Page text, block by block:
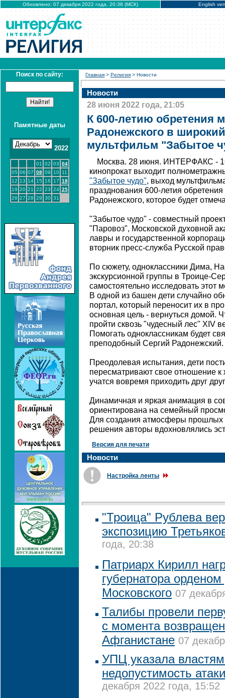
Обновлено: 07 декабря 2022 года, 20:38 (МСК) English
Поиск по сайту:
Памятные даты
2022
01 02 03 04
05 06 07 08 09 10
11
12 13 14 15 16 17 18
19 20 21 22 23 24 25
26 27 28 29 30 31
Главная > Религия > Новости
Новости
28 июня 2022 года, 21:05
К 600-летию обретения
Радонежского в
мультфильм "Забытое
Москва. 28 июня. ИНТЕРФАКС -
кинопрокат выходит
"Забытое чудо", выход
празднования 600-летия
Радонежского, которое будет
"Забытое чудо" - совместный
"Паровоз", Московской духовной
лавры и государственной
вторник пресс-служба Русской
По сюжету, одноклассники Дима,
экскурсионной группы в Троице-
самостоятельно исследовать этот
В одной из башен дети случайно
портал, который переносит их в
основная цель - вернуться домой.
пройти сквозь "чудесный лес" XIV
Помогать одноклассникам будет
преподобный Сергий Радонежский.
Преодолевая испытания, дети
пересматривают свое отношение к
учатся вовремя приходить друг
Динамичная и яркая анимация в
ориентирована на семейный
Для создания атмосферы прошлых
решения авторы вдохновлялись
Версия для печати
Новости
Настройка ленты
"Троица" Рублева
экспозицию
года, 20:38
Патриарх Кирилл
губернатора
Московского 07
Талибы провели
с момента
Афганистане 07
УПЦ указала
недопустимость
декабря 2022 года, 15:52